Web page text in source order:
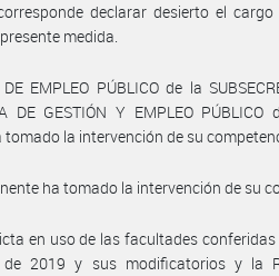
declarar desierto el cargo
medida.
EMPLEO PÚBLICO de la
DE GESTIÓN Y EMPLEO PÚBLICO
tomado la intervención de su
ha tomado la intervención de su
en uso de las facultades conferidas
2019 y sus modificatorios y la